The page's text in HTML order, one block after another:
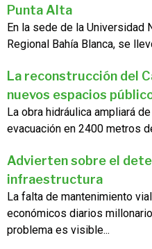
Punta Alta
En la sede de la Universidad
Regional Bahía Blanca, se
La reconstrucción del
nuevos espacios
La obra hidráulica ampliará
evacuación en 2400 metros
Advierten sobre el
infraestructura
La falta de mantenimiento
económicos diarios
problema es visible...